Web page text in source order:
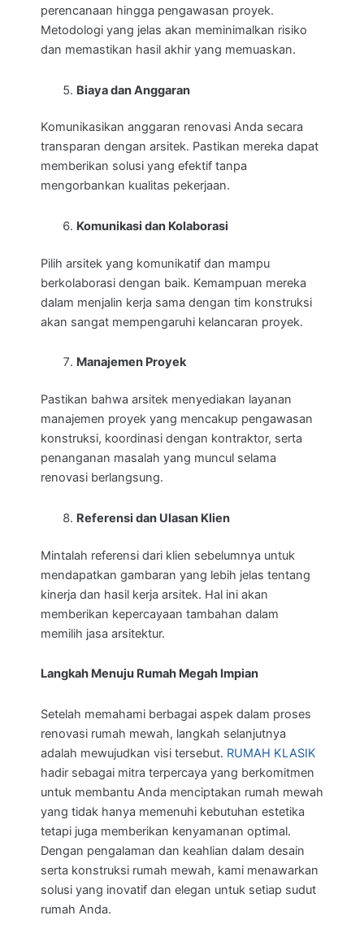
perencanaan hingga pengawasan proyek.
Metodologi yang jelas akan meminimalkan risiko
dan memastikan hasil akhir yang memuaskan.
Biaya dan Anggaran
Komunikasikan anggaran renovasi Anda secara
transparan dengan arsitek. Pastikan mereka dapat
memberikan solusi yang efektif tanpa
mengorbankan kualitas pekerjaan.
Komunikasi dan Kolaborasi
Pilih arsitek yang komunikatif dan mampu
berkolaborasi dengan baik. Kemampuan mereka
dalam menjalin kerja sama dengan tim konstruksi
akan sangat mempengaruhi kelancaran proyek.
Manajemen Proyek
Pastikan bahwa arsitek menyediakan layanan
manajemen proyek yang mencakup pengawasan
konstruksi, koordinasi dengan kontraktor, serta
penanganan masalah yang muncul selama
renovasi berlangsung.
Referensi dan Ulasan Klien
Mintalah referensi dari klien sebelumnya untuk
mendapatkan gambaran yang lebih jelas tentang
kinerja dan hasil kerja arsitek. Hal ini akan
memberikan kepercayaan tambahan dalam
memilih jasa arsitektur.
Langkah Menuju Rumah Megah Impian
Setelah memahami berbagai aspek dalam proses
renovasi rumah mewah, langkah selanjutnya
adalah mewujudkan visi tersebut. RUMAH KLASIK
hadir sebagai mitra terpercaya yang berkomitmen
untuk membantu Anda menciptakan rumah mewah
yang tidak hanya memenuhi kebutuhan estetika
tetapi juga memberikan kenyamanan optimal.
Dengan pengalaman dan keahlian dalam desain
serta konstruksi rumah mewah, kami menawarkan
solusi yang inovatif dan elegan untuk setiap sudut
rumah Anda.